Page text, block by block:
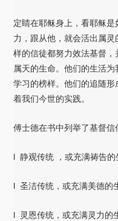
定睛在耶稣身上，看耶稣
力，跟从他，就会活出属
样的信徒都努力效法基督
属天的生命。他们的生活
学习的榜样。他们的追随
着我们今世的实践。
傅士德在书中列举了基督信
l 静观传统 ，或充满祷告的
l 圣洁传统，或充满美德的
l 灵恩传统，或充满灵力的